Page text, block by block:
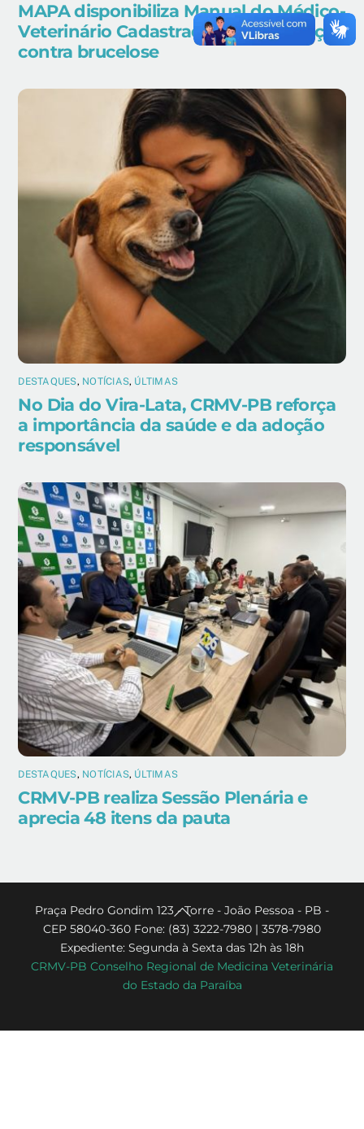
MAPA disponibiliza Manual do Médico-
Veterinário Cadastrado para vacinação
contra brucelose
DESTAQUES, NOTÍCIAS, ÚLTIMAS
No Dia do Vira-Lata, CRMV-PB reforça
a importância da saúde e da adoção
responsável
DESTAQUES, NOTÍCIAS, ÚLTIMAS
CRMV-PB realiza Sessão Plenária e
aprecia 48 itens da pauta
Back
To
Top
Praça Pedro Gondim 123 - Torre - João Pessoa - PB -
CEP 58040-360 Fone: (83) 3222-7980 | 3578-7980
Expediente: Segunda à Sexta das 12h às 18h
CRMV-PB Conselho Regional de Medicina Veterinária
do Estado da Paraíba